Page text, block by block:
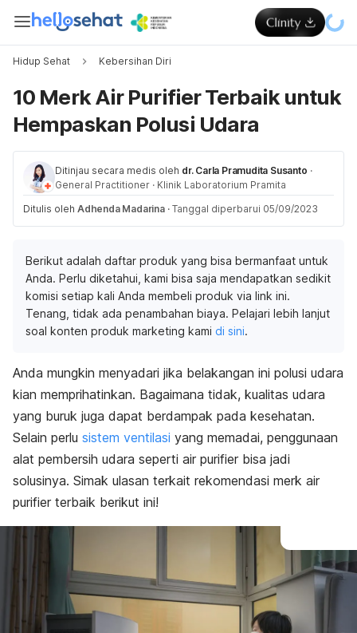
Hidup Sehat Kebersihan Diri
10 Merk Air Purifier Terbaik untuk
Hempaskan Polusi Udara
Ditinjau secara medis oleh dr. Carla Pramudita Susanto ·
General Practitioner · Klinik Laboratorium Pramita
Ditulis oleh Adhenda Madarina · Tanggal diperbarui 05/09/2023
Berikut adalah daftar produk yang bisa bermanfaat untuk
Anda. Perlu diketahui, kami bisa saja mendapatkan sedikit
komisi setiap kali Anda membeli produk via link ini.
Tenang, tidak ada penambahan biaya. Pelajari lebih lanjut
soal konten produk marketing kami di sini.
Anda mungkin menyadari jika belakangan ini polusi udara
kian memprihatinkan. Bagaimana tidak, kualitas udara
yang buruk juga dapat berdampak pada kesehatan.
Selain perlu sistem ventilasi yang memadai, penggunaan
alat pembersih udara seperti air purifier bisa jadi
solusinya. Simak ulasan terkait rekomendasi merk air
purifier terbaik berikut ini!